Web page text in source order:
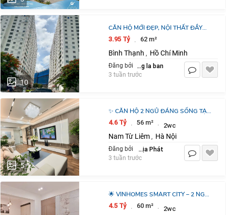
10
CĂN HỘ MỚI ĐẸP, NỘI THẤT ĐẦY
ĐỦ. 61,5 M2, SỔ HỒNG, CHỈ
3TỶ950TR. LH:0903963094
3.95 Tỷ · 62 m²
Bình Thạnh , Hồ Chí Minh
Đăng bởi dang la ban
3 tuần trước
5
✨ CĂN HỘ 2 NGỦ ĐÁNG SỐNG TẠI
VINHOMES SMART CITY KHÔNG
KẾT NỐI BẾP HIỆN
4.6 Tỷ · 56 m² · 2wc
Nam Từ Liêm , Hà Nội
Đăng bởi Đông Địa Phát
3 tuần trước
🌟 VINHOMES SMART CITY – 2 NGỦ
FULL CÔNG NĂNG CĂN HỘ THIẾT
4.5 Tỷ · 60 m² · 2wc